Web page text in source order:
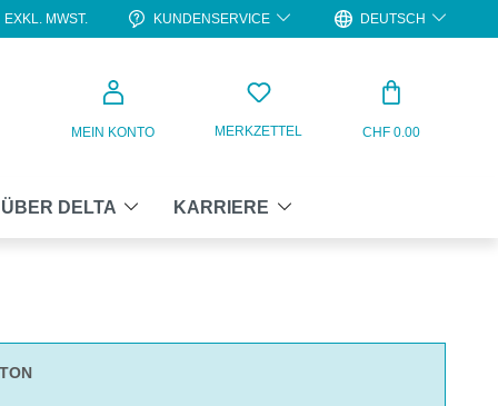
EXKL. MWST. KUNDENSERVICE DEUTSCH
MEIN KONTO MERKZETTEL CHF 0.00
ÜBER DELTA KARRIERE